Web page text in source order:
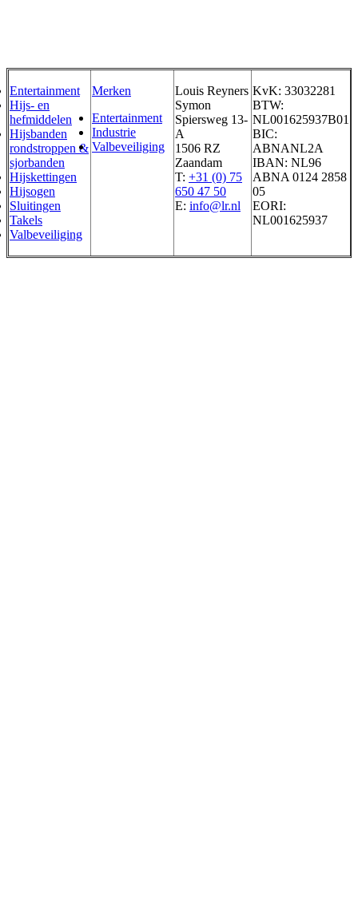
Entertainment
Hijs- en
hefmiddelen
Hijsbanden
rondstroppen &
sjorbanden
Hijskettingen
Hijsogen
Sluitingen
Takels
Valbeveiliging
Merken
Entertainment
Industrie
Valbeveiliging
Louis Reyners
Symon
Spiersweg 13-
A
1506 RZ
Zaandam
T: +31 (0) 75
650 47 50
E: info@lr.nl
KvK: 33032281
BTW:
NL001625937B01
BIC:
ABNANL2A
IBAN: NL96
ABNA 0124 2858
05
EORI:
NL001625937